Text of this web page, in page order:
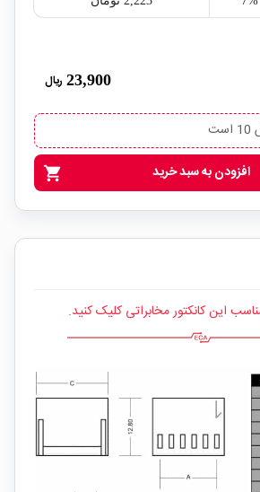
23,900 ریال
shopping_cart افزودن به سبد خرید
این کانکتور مخابراتی کلیک کنید.